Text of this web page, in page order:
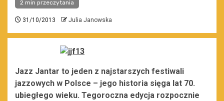
2 min przeczytania
31/10/2013 Julia Janowska
Jazz Jantar to jeden z najstarszych festiwali
jazzowych w Polsce – jego historia sięga lat 70.
ubiegłego wieku. Tegoroczna edycja rozpocznie